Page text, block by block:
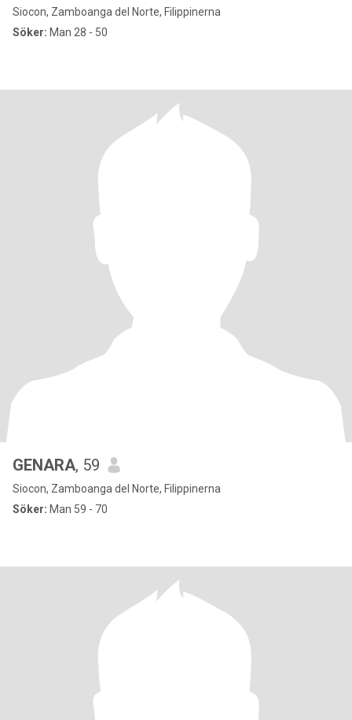
Siocon, Zamboanga del Norte, Filippinerna
Söker: Man 28 - 50
GENARA, 59
Siocon, Zamboanga del Norte, Filippinerna
Söker: Man 59 - 70